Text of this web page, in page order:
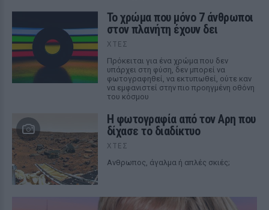
Το χρώμα που μόνο 7 άνθρωποι
στον πλανήτη έχουν δει
ΧΤΕΣ
Πρόκειται για ένα χρώμα που δεν
υπάρχει στη φύση, δεν μπορεί να
φωτογραφηθεί, να εκτυπωθεί, ούτε καν
να εμφανιστεί στην πιο προηγμένη οθόνη
του κόσμου
Η φωτογραφία από τον Αρη που
δίχασε το διαδίκτυο
ΧΤΕΣ
Ανθρωπος, άγαλμα ή απλές σκιές;